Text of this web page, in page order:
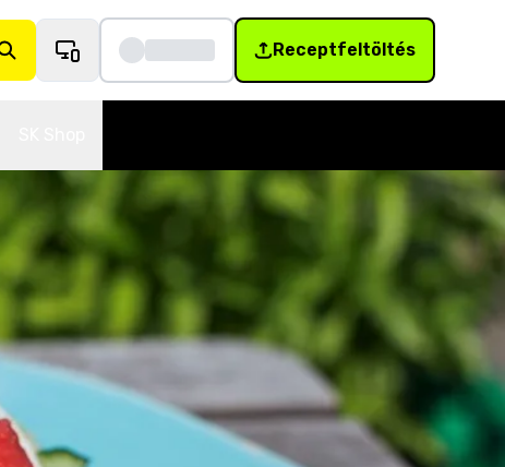
Receptfeltöltés